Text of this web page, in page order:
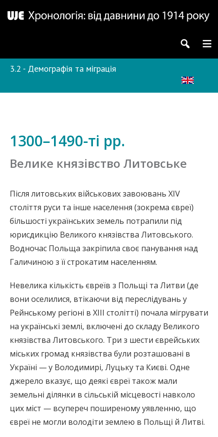
3.2 - Демографія та міграція
1300–1490-ті рр.
Велике князівство Литовське
Після литовських військових завоювань XIV
століття руси та інше населення (зокрема євреї)
більшості українських земель потрапили під
юрисдикцію Великого князівства Литовського.
Водночас Польща закріпила своє панування над
Галичиною з її строкатим населенням.
Невелика кількість євреїв з Польщі та Литви (де
вони оселилися, втікаючи від переслідувань у
Рейнському регіоні в XIII столітті) почала мігрувати
на українські землі, включені до складу Великого
князівства Литовського. Три з шести єврейських
міських громад князівства були розташовані в
Україні — у Володимирі, Луцьку та Києві. Одне
джерело вказує, що деякі євреї також мали
земельні ділянки в сільській місцевості навколо
цих міст — всупереч поширеному уявленню, що
євреї не могли володіти землею в Польщі й Литві.